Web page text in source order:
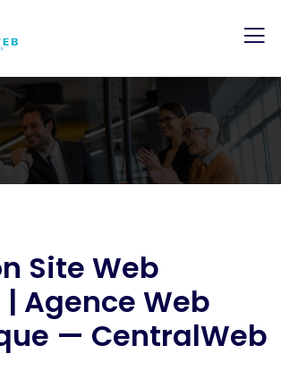
Site Web
Agence Web
— CentralWeb